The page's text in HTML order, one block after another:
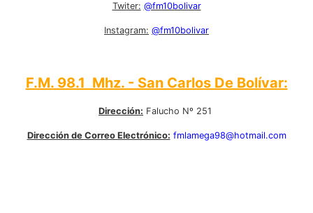
Twiter: @fm10bolivar
Instagram: @fm10bolivar
F.M. 98.1 Mhz. - San Carlos De Bolívar:
Dirección: Falucho Nº 251
Dirección de Correo Electrónico: fmlamega98@hotmail.com